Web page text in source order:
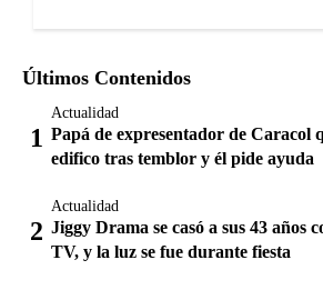
Últimos Contenidos
Actualidad
Papá de expresentador de Caracol
edifico tras temblor y él pide ayuda
Actualidad
Jiggy Drama se casó a sus 43 años
TV, y la luz se fue durante fiesta